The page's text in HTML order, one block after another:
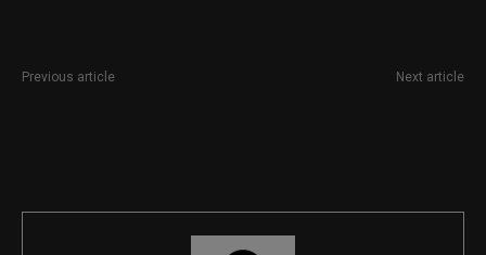
Previous article Next article